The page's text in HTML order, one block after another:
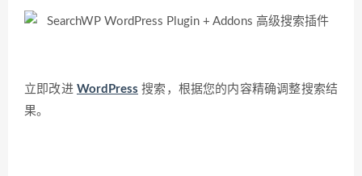
立即改进 WordPress 搜索，根据您的内容精确调整搜索结
果。